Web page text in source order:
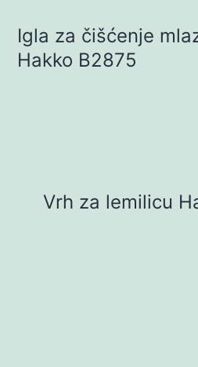
Igla za čišćenje
Hakko B2875
Vrh za lemilicu